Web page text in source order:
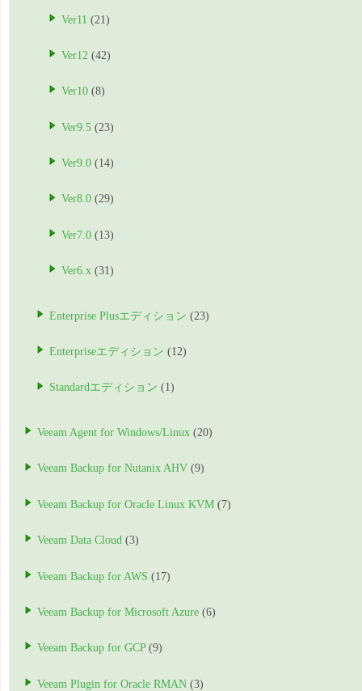
Ver11 (21)
Ver12 (42)
Ver10 (8)
Ver9.5 (23)
Ver9.0 (14)
Ver8.0 (29)
Ver7.0 (13)
Ver6.x (31)
Enterprise Plusエディション (23)
Enterpriseエディション (12)
Standardエディション (1)
Veeam Agent for Windows/Linux (20)
Veeam Backup for Nutanix AHV (9)
Veeam Backup for Oracle Linux KVM (7)
Veeam Data Cloud (3)
Veeam Backup for AWS (17)
Veeam Backup for Microsoft Azure (6)
Veeam Backup for GCP(9)
Veeam Plugin for Oracle RMAN (3)